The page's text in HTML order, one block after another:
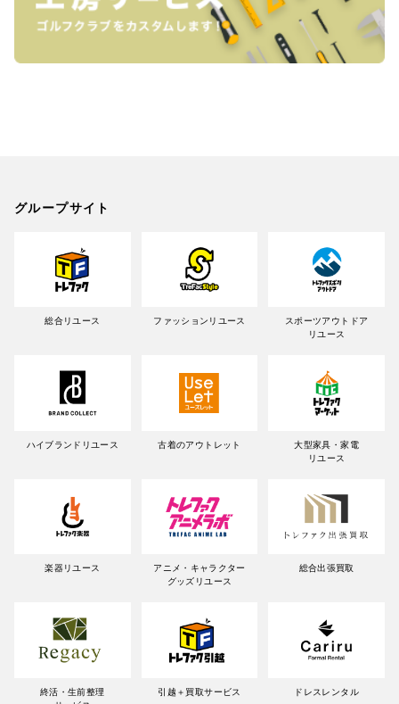
グループサイト
総合リユース ファッションリユース
スポーツアウトドア
リユース
ハイブランドリユース 古着のアウトレット
大型家具・家電
リユース
楽器リユース
アニメ・キャラクター
グッズリユース
総合出張買取
終活・生前整理
引越＋買取サービス ドレスレンタル